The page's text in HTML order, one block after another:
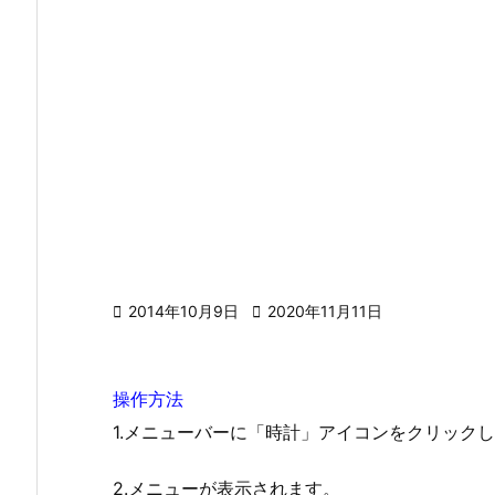
 2014年10月9日  2020年11月11日
操作方法
1.メニューバーに「時計」アイコンをクリック
2.メニューが表示されます。